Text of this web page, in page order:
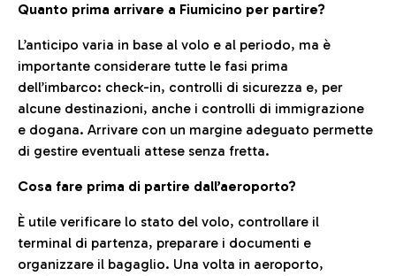
Quanto prima arrivare a Fiumicino per partire?
L’anticipo varia in base al volo e al periodo, ma è
importante considerare tutte le fasi prima
dell’imbarco: check-in, controlli di sicurezza e, per
alcune destinazioni, anche i controlli di immigrazione
e dogana. Arrivare con un margine adeguato permette
di gestire eventuali attese senza fretta.
Cosa fare prima di partire dall’aeroporto?
È utile verificare lo stato del volo, controllare il
terminal di partenza, preparare i documenti e
organizzare il bagaglio. Una volta in aeroporto,